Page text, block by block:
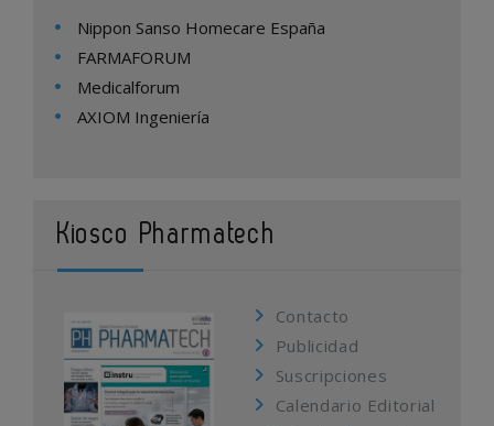
Nippon Sanso Homecare España
FARMAFORUM
Medicalforum
AXIOM Ingeniería
Kiosco Pharmatech
Contacto
Publicidad
Suscripciones
Calendario Editorial